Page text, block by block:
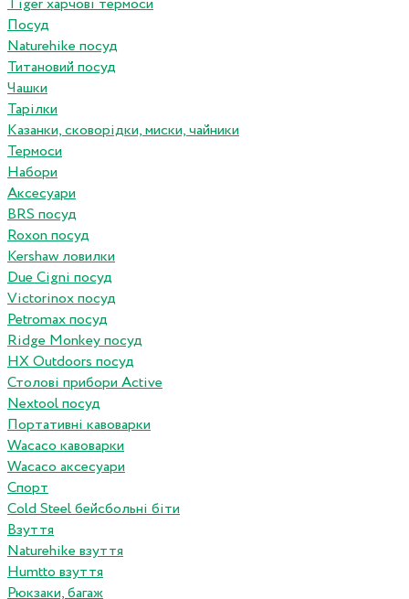
Tiger харчові термоси
Посуд
Naturehike посуд
Титановий посуд
Чашки
Тарілки
Казанки, сковорідки, миски, чайники
Термоси
Набори
Аксесуари
BRS посуд
Roxon посуд
Kershaw ловилки
Due Cigni посуд
Victorinox посуд
Petromax посуд
Ridge Monkey посуд
HX Outdoors посуд
Столові прибори Active
Nextool посуд
Портативні кавоварки
Wacaco кавоварки
Wacaco аксесуари
Спорт
Cold Steel бейсбольні біти
Взуття
Naturehike взуття
Humtto взуття
Рюкзаки, багаж